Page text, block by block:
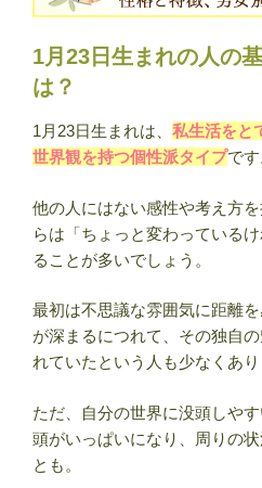
男
別
の
い・
運
相
性・
有
人
ま
と
【誕
生
1月23日生まれの人の
は？
1月23日生まれは、 私生活をと
世界観を持つ個性派タイプです
他の人にはない感性や考え方
らは「ちょっと変わっている
ることが多いでしょう。
最初は不思議な雰囲気に距離
が深まるにつれて、その独自
れていたという人も少なくあり
ただ、自分の世界に没頭しや
頭がいっぱいになり、周りの
とも。